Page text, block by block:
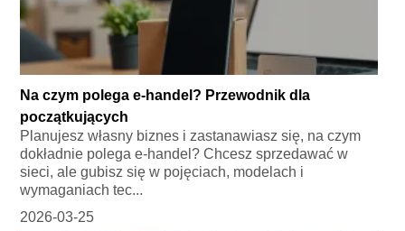
Na czym polega e-handel? Przewodnik dla
początkujących
Planujesz własny biznes i zastanawiasz się, na czym
dokładnie polega e-handel? Chcesz sprzedawać w
sieci, ale gubisz się w pojęciach, modelach i
wymaganiach tec...
2026-03-25